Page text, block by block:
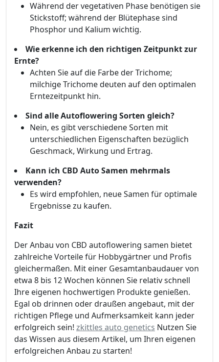
Während der vegetativen Phase benötigen sie
Stickstoff; während der Blütephase sind
Phosphor und Kalium wichtig.
Wie erkenne ich den richtigen Zeitpunkt zur
Ernte?
Achten Sie auf die Farbe der Trichome;
milchige Trichome deuten auf den optimalen
Erntezeitpunkt hin.
Sind alle Autoflowering Sorten gleich?
Nein, es gibt verschiedene Sorten mit
unterschiedlichen Eigenschaften bezüglich
Geschmack, Wirkung und Ertrag.
Kann ich CBD Auto Samen mehrmals
verwenden?
Es wird empfohlen, neue Samen für optimale
Ergebnisse zu kaufen.
Fazit
Der Anbau von CBD autoflowering samen bietet
zahlreiche Vorteile für Hobbygärtner und Profis
gleichermaßen. Mit einer Gesamtanbaudauer von
etwa 8 bis 12 Wochen können Sie relativ schnell
Ihre eigenen hochwertigen Produkte genießen.
Egal ob drinnen oder draußen angebaut, mit der
richtigen Pflege und Aufmerksamkeit kann jeder
erfolgreich sein! zkittles auto genetics Nutzen Sie
das Wissen aus diesem Artikel, um Ihren eigenen
erfolgreichen Anbau zu starten!